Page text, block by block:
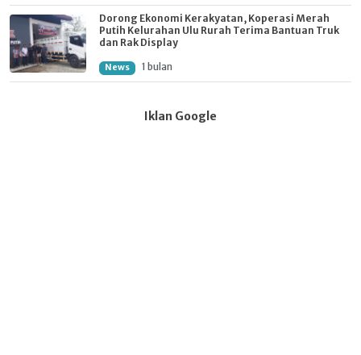
Dorong Ekonomi Kerakyatan, Koperasi Merah
Putih Kelurahan Ulu Rurah Terima Bantuan Truk
dan Rak Display
News 1 bulan
Iklan Google